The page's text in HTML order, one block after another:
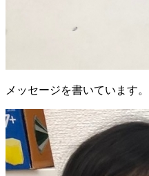
メッセージを書いています。